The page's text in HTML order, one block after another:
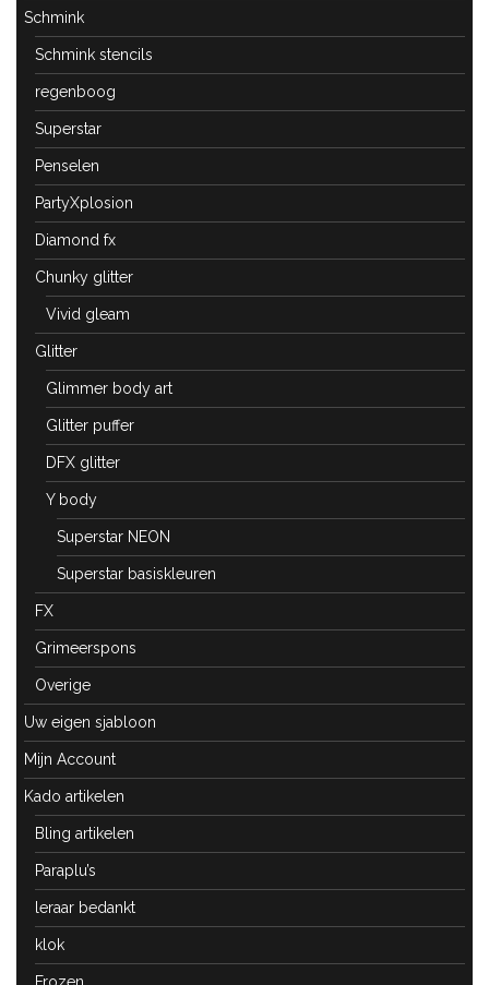
Schmink
Schmink stencils
regenboog
Superstar
Penselen
PartyXplosion
Diamond fx
Chunky glitter
Vivid gleam
Glitter
Glimmer body art
Glitter puffer
DFX glitter
Y body
Superstar NEON
Superstar basiskleuren
FX
Grimeerspons
Overige
Uw eigen sjabloon
Mijn Account
Kado artikelen
Bling artikelen
Paraplu’s
leraar bedankt
klok